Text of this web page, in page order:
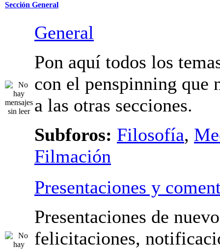
Sección General
General
Pon aquí todos los
relacionados con el
no pertenecen a las
Subforos: Filosofía,
Filmación
Presentaciones y
Presentaciones de
felicitaciones,